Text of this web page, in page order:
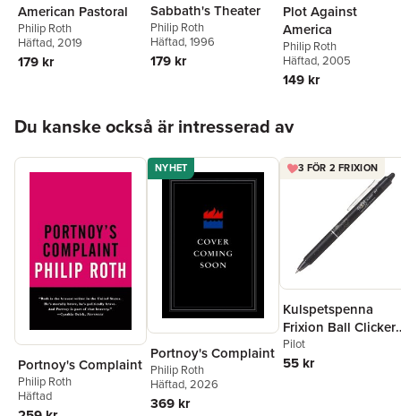
American Pastoral
Philip Roth
Häftad, 2019
179 kr
Sabbath's Theater
Philip Roth
Häftad, 1996
179 kr
Plot Against
America
Philip Roth
Häftad, 2005
149 kr
Du kanske också är intresserad av
Portnoy's Complaint
Philip Roth
Häftad
NYHET
Portnoy's Complaint
Philip Roth
Häftad, 2026
369 kr
3 FÖR 2 FRIXION
Kulspetspenna
Frixion Ball Clicker
0.7 svart, raderbar
Pilot
55 kr